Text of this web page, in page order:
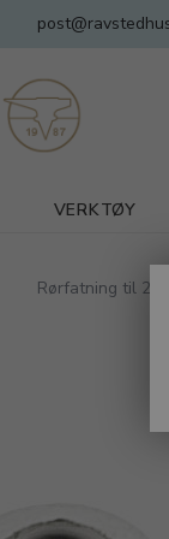
VERKTØY
Rørfatning til 2,0